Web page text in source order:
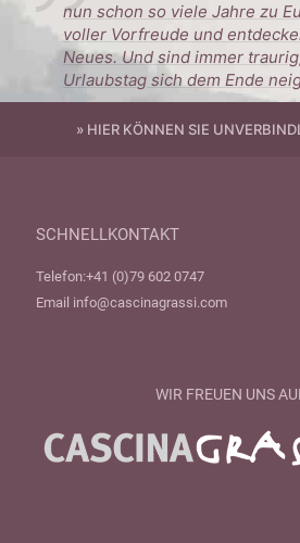
nun schon so viele Jahre zu
voller Vorfreude und
Neues. Und sind immer
Urlaubstag sich dem Ende
» HIER KÖNNEN SIE
SCHNELLKONTAKT
Telefon:+41 (0)79 602 0747
Email info@cascinagrassi.com
WIR FREUEN UNS